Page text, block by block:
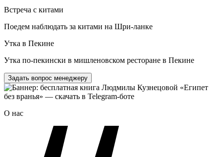
Встреча с китами
Поедем наблюдать за китами на Шри-ланке
Утка в Пекине
Утка по‑пекински в мишленовском ресторане в Пекине
Задать вопрос менеджеру
О нас